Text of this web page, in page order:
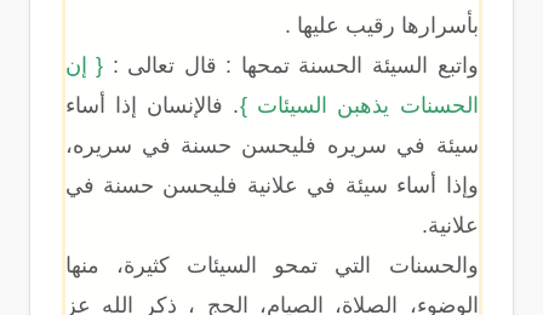
بأسرارها رقيب عليها .
واتبع السيئة الحسنة تمحها : قال تعالى : { إن
الحسنات يذهبن السيئات }. فالإنسان إذا أساء
سيئة في سريره فليحسن حسنة في سريره،
وإذا أساء سيئة في علانية فليحسن حسنة في
علانية.
والحسنات التي تمحو السيئات كثيرة، منها
الوضوء، الصلاة، الصيام، الحج ، ذكر الله عز